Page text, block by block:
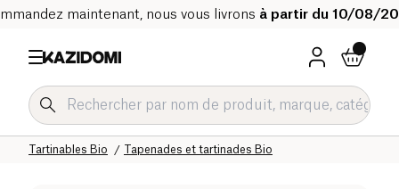
maintenant, nous vous livrons à partir du 10/08/
Tapenades et tartinades Bio
Tartinables Bio
Snacks salés et apéritifs Bio
Epicerie salée Bio
Accueil